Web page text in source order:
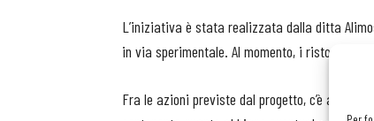
L’iniziativa è stata realizzata dalla ditta
in via sperimentale. Al momento, i ristoranti
Fra le azioni previste dal progetto, c’è anzitutto